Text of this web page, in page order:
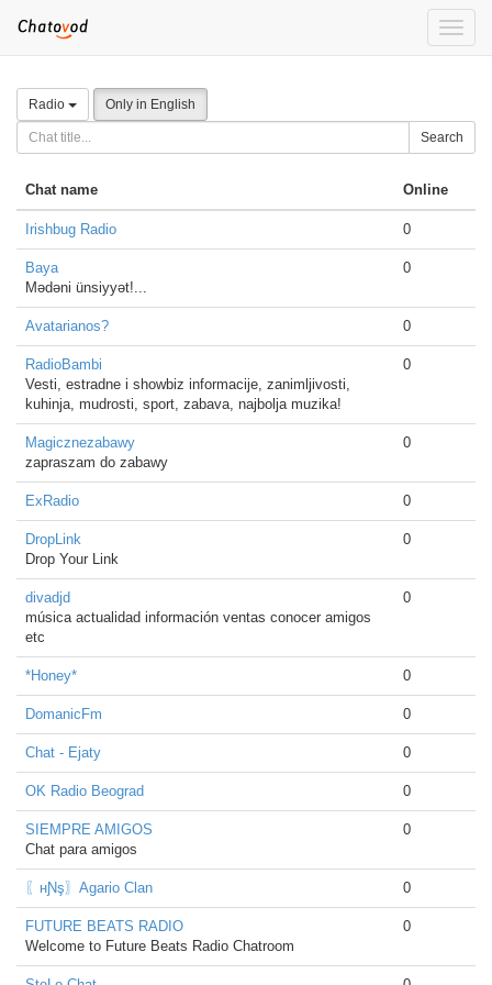
Toggle
Radio Only in English
Search
Chat name Online
Irishbug Radio 0
Baya
Mədəni ünsiyyət!...
0
Avatarianos? 0
RadioBambi
Vesti, estradne i showbiz informacije, zanimljivosti,
kuhinja, mudrosti, sport, zabava, najbolja muzika!
0
Magicznezabawy
zapraszam do zabawy
0
ExRadio 0
DropLink
Drop Your Link
0
divadjd
música actualidad información ventas conocer amigos
etc
0
*Honey* 0
DomanicFm 0
Chat - Ejaty 0
OK Radio Beograd 0
SIEMPRE AMIGOS
Chat para amigos
0
〖нƝş〗Agario Clan 0
FUTURE BEATS RADIO
Welcome to Future Beats Radio Chatroom
0